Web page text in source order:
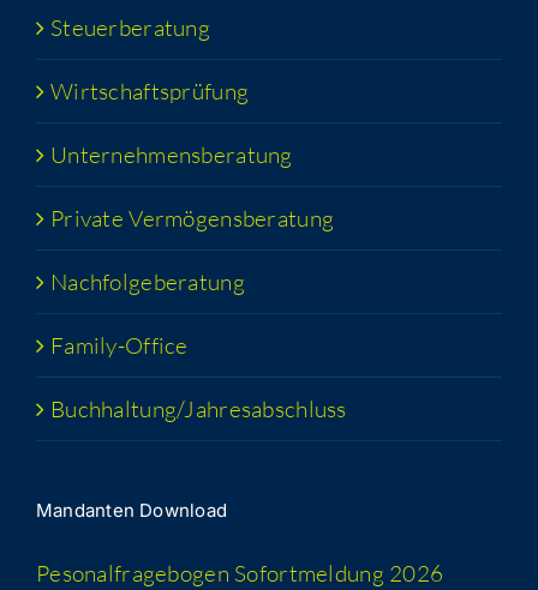
Steu­er­be­ra­tung
Wirt­schafts­prü­fung
Unter­neh­mens­be­ra­tung
Pri­va­te Vermögensberatung
Nach­fol­ge­be­ra­tung
Fami­­ly-Office
Buchhaltung/​​Jahresabschluss
Man­dan­ten Download
Peso­nal­fra­ge­bo­gen Sofort­mel­dung 2026